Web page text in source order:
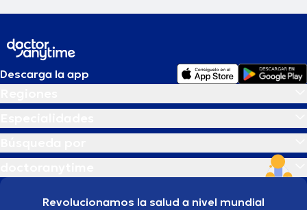
Descarga la app
Revolucionamos la salud a nivel mundial